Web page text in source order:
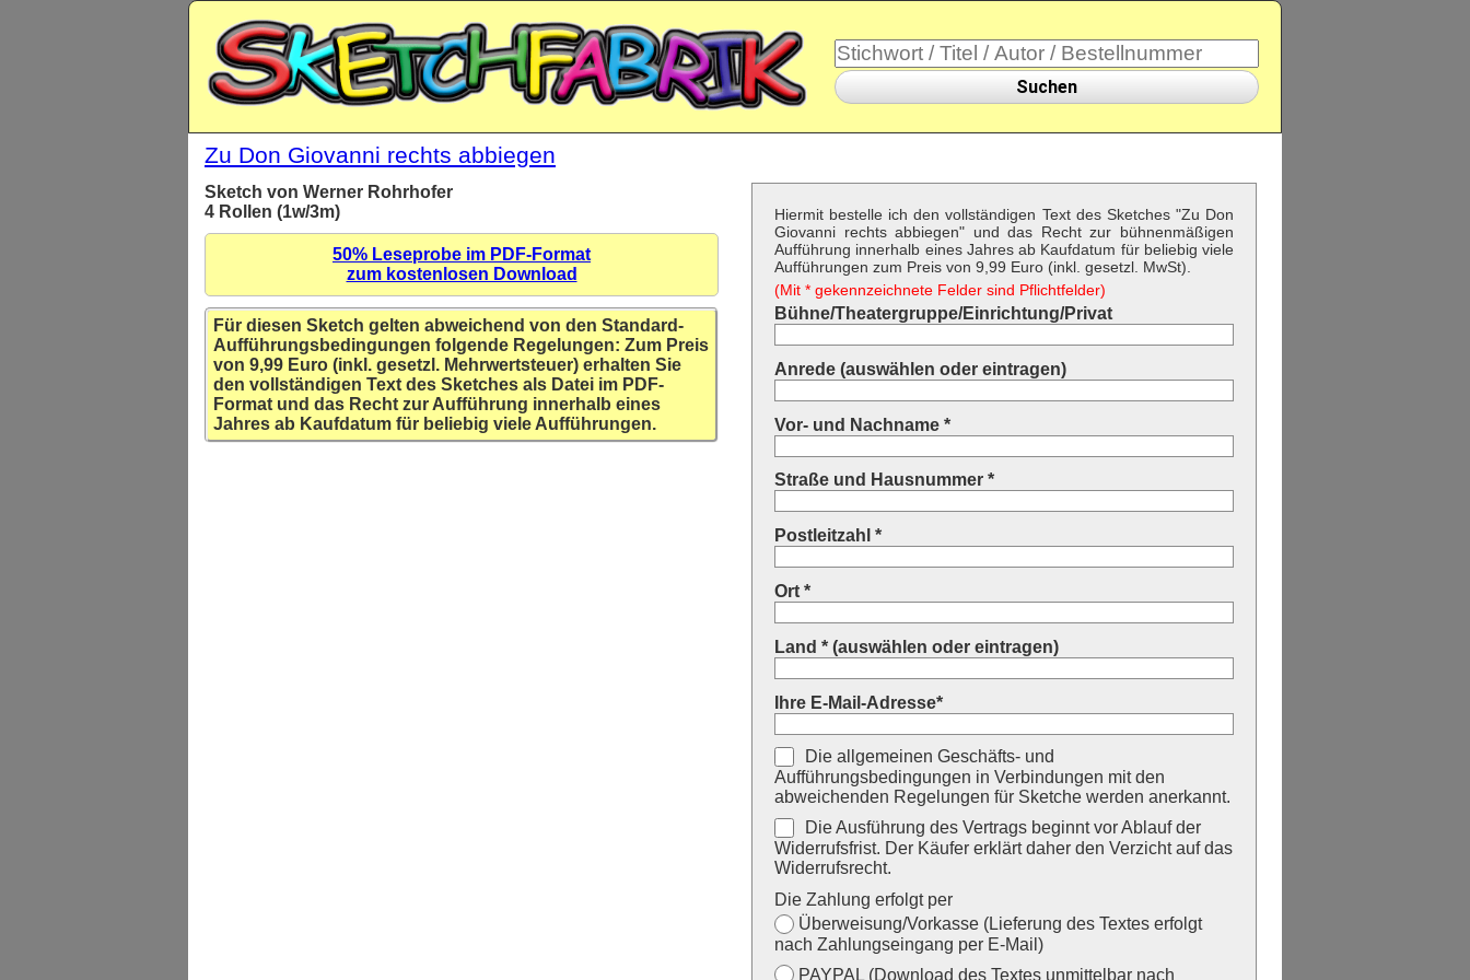
Suchen
Zu Don Giovanni rechts abbiegen
Sketch von Werner Rohrhofer
4 Rollen (1w/3m)
50% Leseprobe im PDF-Format
zum kostenlosen Download
Für diesen Sketch gelten abweichend von den Standard-
Aufführungsbedingungen folgende Regelungen: Zum Preis
von 9,99 Euro (inkl. gesetzl. Mehrwertsteuer) erhalten Sie
den vollständigen Text des Sketches als Datei im PDF-
Format und das Recht zur Aufführung innerhalb eines
Jahres ab Kaufdatum für beliebig viele Aufführungen.
Hiermit bestelle ich den vollständigen Text des Sketches "Zu Don
Giovanni rechts abbiegen" und das Recht zur bühnenmäßigen
Aufführung innerhalb eines Jahres ab Kaufdatum für beliebig viele
Aufführungen zum Preis von 9,99 Euro (inkl. gesetzl. MwSt).
(Mit * gekennzeichnete Felder sind Pflichtfelder)
Bühne/Theatergruppe/Einrichtung/Privat
Anrede (auswählen oder eintragen)
Vor- und Nachname *
Straße und Hausnummer *
Postleitzahl *
Ort *
Land * (auswählen oder eintragen)
Ihre E-Mail-Adresse*
Die allgemeinen Geschäfts- und
Aufführungsbedingungen in Verbindungen mit den
abweichenden Regelungen für Sketche werden anerkannt.
Die Ausführung des Vertrags beginnt vor Ablauf der
Widerrufsfrist. Der Käufer erklärt daher den Verzicht auf das
Widerrufsrecht.
Die Zahlung erfolgt per
Überweisung/Vorkasse (Lieferung des Textes erfolgt
nach Zahlungseingang per E-Mail)
PAYPAL (Download des Textes unmittelbar nach